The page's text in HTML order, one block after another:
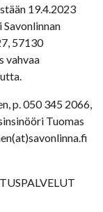
19.4.2023
57130
vahvaa
p. 050 345 2066,
Tuomas